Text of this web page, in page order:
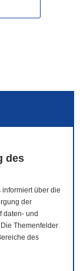
des
informiert über die
der
daten- und
Themenfelder
des